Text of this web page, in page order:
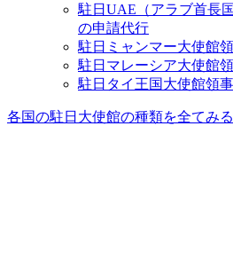
駐日UAE（アラブ首長
の申請代行
駐日ミャンマー大使館
駐日マレーシア大使館
駐日タイ王国大使館領
各国の駐日大使館の種類を全てみる